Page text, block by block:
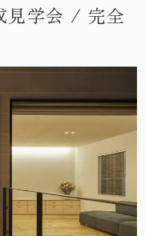
見学会 / 完全
客さまの声
クルート
社概要
問い合わせ